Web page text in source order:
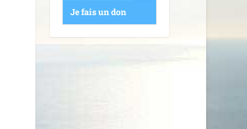
Je fais un don